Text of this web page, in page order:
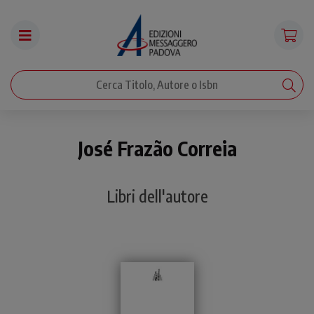
José Frazão Correia
Libri dell'autore